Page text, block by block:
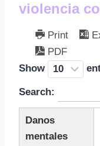
violencia
Print
PDF
Show
Search:
Danos
mentales